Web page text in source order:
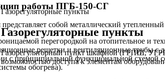
Газорегуляторные пункты
Газорегуляторные пункты
Газорегуляторный пункт шкафной (ГРПШ,
возможностью доступа к элементам
работы ПГБ-150-СГ
представляет собой металлический
перегородкой на отопительное и
решетки и вентиляционные трубы с
с принципиальной функциональной схемой
обогрева).